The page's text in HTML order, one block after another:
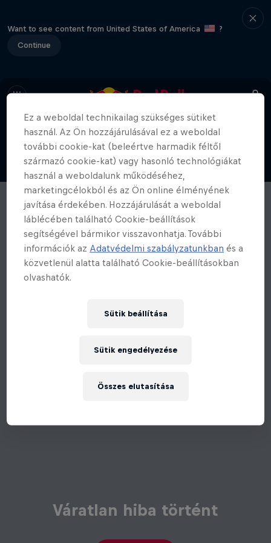
Want to see content from United States of America
?
Continue
Váratlan hiba történt
Ez a weboldal technikailag szükséges sütiket
használ. Az Ön hozzájárulásával ez a weboldal
további cookie-kat (beleértve harmadik féltől
származó cookie-kat) vagy hasonló technológiákat
használ a weboldalunk működéséhez,
marketingcélokból és az Ön online élményének
javítása érdekében. Hozzájárulását a weboldal
láblécében található Cookie-beállítások
segítségével bármikor visszavonhatja. További
információk az Adatvédelmi szabályzatunkban és a
közvetlenül alatta található Cookie-beállításokban
olvashatók.
Sütik beállítása
Összes elutasítása
Sütik engedélyezése